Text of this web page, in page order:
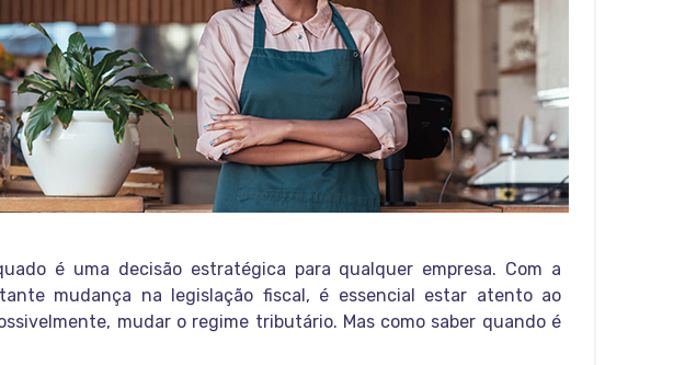
é uma decisão estratégica para qualquer empresa. Com a
mudança na legislação fiscal, é essencial estar atento ao
mudar o regime tributário. Mas como saber quando é